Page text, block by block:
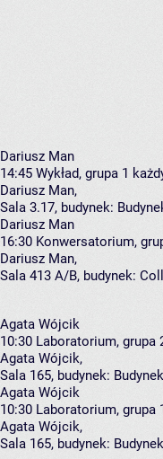
Dariusz Man
14:45 Wykład, grupa 1
Dariusz Man,
Sala 3.17, budynek:
Dariusz Man
16:30 Konwersatorium,
Dariusz Man,
Sala 413 A/B, budynek:
Agata Wójcik
10:30 Laboratorium, grupa
Agata Wójcik,
Sala 165, budynek:
Agata Wójcik
10:30 Laboratorium, grupa
Agata Wójcik,
Sala 165, budynek: